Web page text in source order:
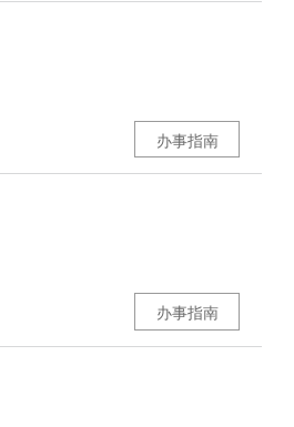
办事指南
办事指南